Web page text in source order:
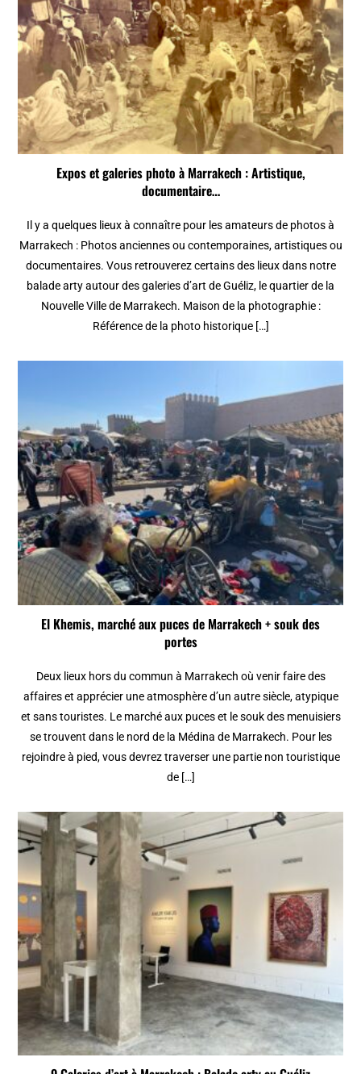
Expos et galeries photo à Marrakech : Artistique,
documentaire…
Il y a quelques lieux à connaître pour les amateurs de photos à
Marrakech : Photos anciennes ou contemporaines, artistiques ou
documentaires. Vous retrouverez certains des lieux dans notre
balade arty autour des galeries d’art de Guéliz, le quartier de la
Nouvelle Ville de Marrakech. Maison de la photographie :
Référence de la photo historique […]
El Khemis, marché aux puces de Marrakech + souk des
portes
Deux lieux hors du commun à Marrakech où venir faire des
affaires et apprécier une atmosphère d’un autre siècle, atypique
et sans touristes. Le marché aux puces et le souk des menuisiers
se trouvent dans le nord de la Médina de Marrakech. Pour les
rejoindre à pied, vous devrez traverser une partie non touristique
de […]